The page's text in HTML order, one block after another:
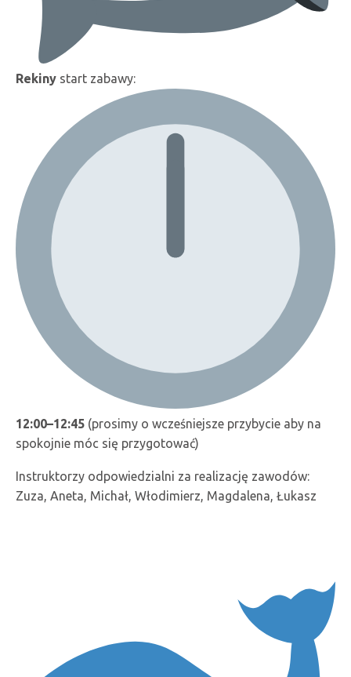
Rekiny start zabawy:
12:00–12:45 (prosimy o wcześniejsze przybycie aby na
spokojnie móc się przygotować)
Instruktorzy odpowiedzialni za realizację zawodów:
Zuza, Aneta, Michał, Włodimierz, Magdalena, Łukasz